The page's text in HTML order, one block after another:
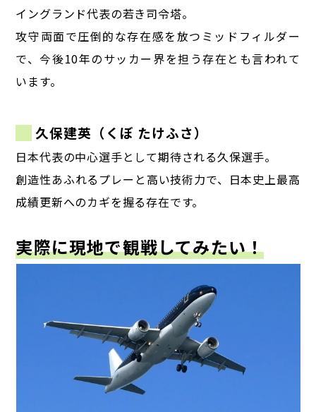
イングランド代表の若き司令塔。
攻守両面で圧倒的な存在感を放つミッドフィルダー
で、今後10年のサッカー界を担う存在とも言われて
います。
久保建英（くぼ たけふさ）
日本代表の中心選手として期待される久保選手。
創造性あふれるプレーと高い技術力で、日本史上最高
成績更新へのカギを握る存在です。
実際に現地で観戦してみたい！